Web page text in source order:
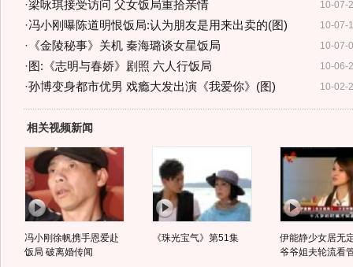
10-07-
·梁咏琪接受访问 父女饭局重拾亲情
10-07-
·冯小刚曝陈道明恨饭局:认为朋友是用来出卖的(图)
10-07-
· 《金陵秘事》关机 秦海璐谈女星饭局
10-06-
· 图:《志明与春娇》剧照 六人行饭局
10-02-
·孙博变身都市优男 戏瘾大发出演《我爱你》(图)
相关视频新闻
冯小刚徐帆携手恩爱赴
饭局 破离婚传闻
《珠光宝气》第51集
伊能静少女居无
爷爷姐夫轮流看